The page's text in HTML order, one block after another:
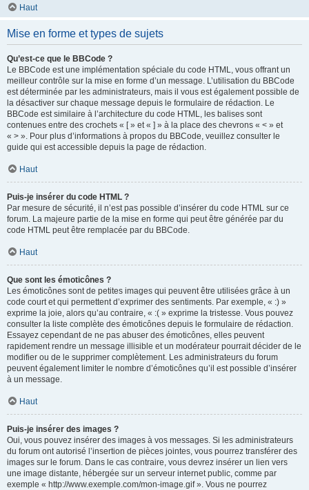
Haut
Mise en forme et types de sujets
Qu’est-ce que le BBCode ?
Le BBCode est une implémentation spéciale du code HTML, vous offrant un
meilleur contrôle sur la mise en forme d’un message. L’utilisation du BBCode
est déterminée par les administrateurs, mais il vous est également possible de
la désactiver sur chaque message depuis le formulaire de rédaction. Le
BBCode est similaire à l’architecture du code HTML, les balises sont
contenues entre des crochets « [ » et « ] » à la place des chevrons « < » et
« > ». Pour plus d’informations à propos du BBCode, veuillez consulter le
guide qui est accessible depuis la page de rédaction.
Haut
Puis-je insérer du code HTML ?
Par mesure de sécurité, il n’est pas possible d’insérer du code HTML sur ce
forum. La majeure partie de la mise en forme qui peut être générée par du
code HTML peut être remplacée par du BBCode.
Haut
Que sont les émoticônes ?
Les émoticônes sont de petites images qui peuvent être utilisées grâce à un
code court et qui permettent d’exprimer des sentiments. Par exemple, « :) »
exprime la joie, alors qu’au contraire, « :( » exprime la tristesse. Vous pouvez
consulter la liste complète des émoticônes depuis le formulaire de rédaction.
Essayez cependant de ne pas abuser des émoticônes, elles peuvent
rapidement rendre un message illisible et un modérateur pourrait décider de le
modifier ou de le supprimer complètement. Les administrateurs du forum
peuvent également limiter le nombre d’émoticônes qu’il est possible d’insérer
à un message.
Haut
Puis-je insérer des images ?
Oui, vous pouvez insérer des images à vos messages. Si les administrateurs
du forum ont autorisé l’insertion de pièces jointes, vous pourrez transférer des
images sur le forum. Dans le cas contraire, vous devrez insérer un lien vers
une image distante, hébergée sur un serveur internet public, comme par
exemple « http://www.exemple.com/mon-image.gif ». Vous ne pourrez